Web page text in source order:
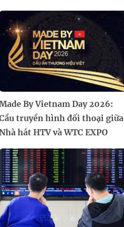
By Vietnam Day 2026:
truyền hình đối thoại giữa
hát HTV và WTC EXPO